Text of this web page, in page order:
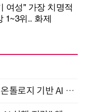
모든 업무 담당자(비개발자)를 위한 온톨로지 기반 AI 지식체계 설계 1-day 워크숍 8월 20일 개최